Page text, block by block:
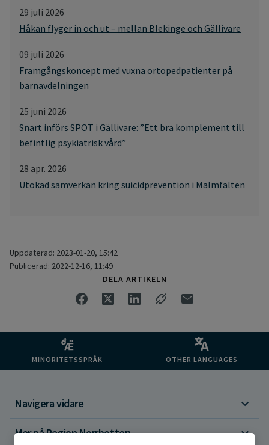
29 juli 2026
Håkan flyger in och ut – mellan Blekinge och Gällivare
09 juli 2026
Framgångskoncept med vuxna ortopedpatienter på
barnavdelningen
25 juni 2026
Snart införs SPOT i Gällivare: ”Ett bra komplement till
befintlig psykiatrisk vård”
28 apr. 2026
Utökad samverkan kring suicidprevention i Malmfälten
Uppdaterad: 2023-01-20, 15:42
Publicerad: 2022-12-16, 11:49
DELA ARTIKELN
MINORITETSSPRÅK OTHER LANGUAGES
Navigera vidare
Mer på Region Norrbotten